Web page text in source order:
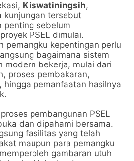
Kiswatiningsih,
kunjungan tersebut
penting sebelum
PSEL dimulai.
pemangku kepentingan perlu
bagaimana sistem
modern bekerja, mulai dari
proses pembakaran,
hingga pemanfaatan hasilnya
pembangunan PSEL
dan dipahami bersama.
fasilitas yang telah
maupun para pemangku
gambaran utuh